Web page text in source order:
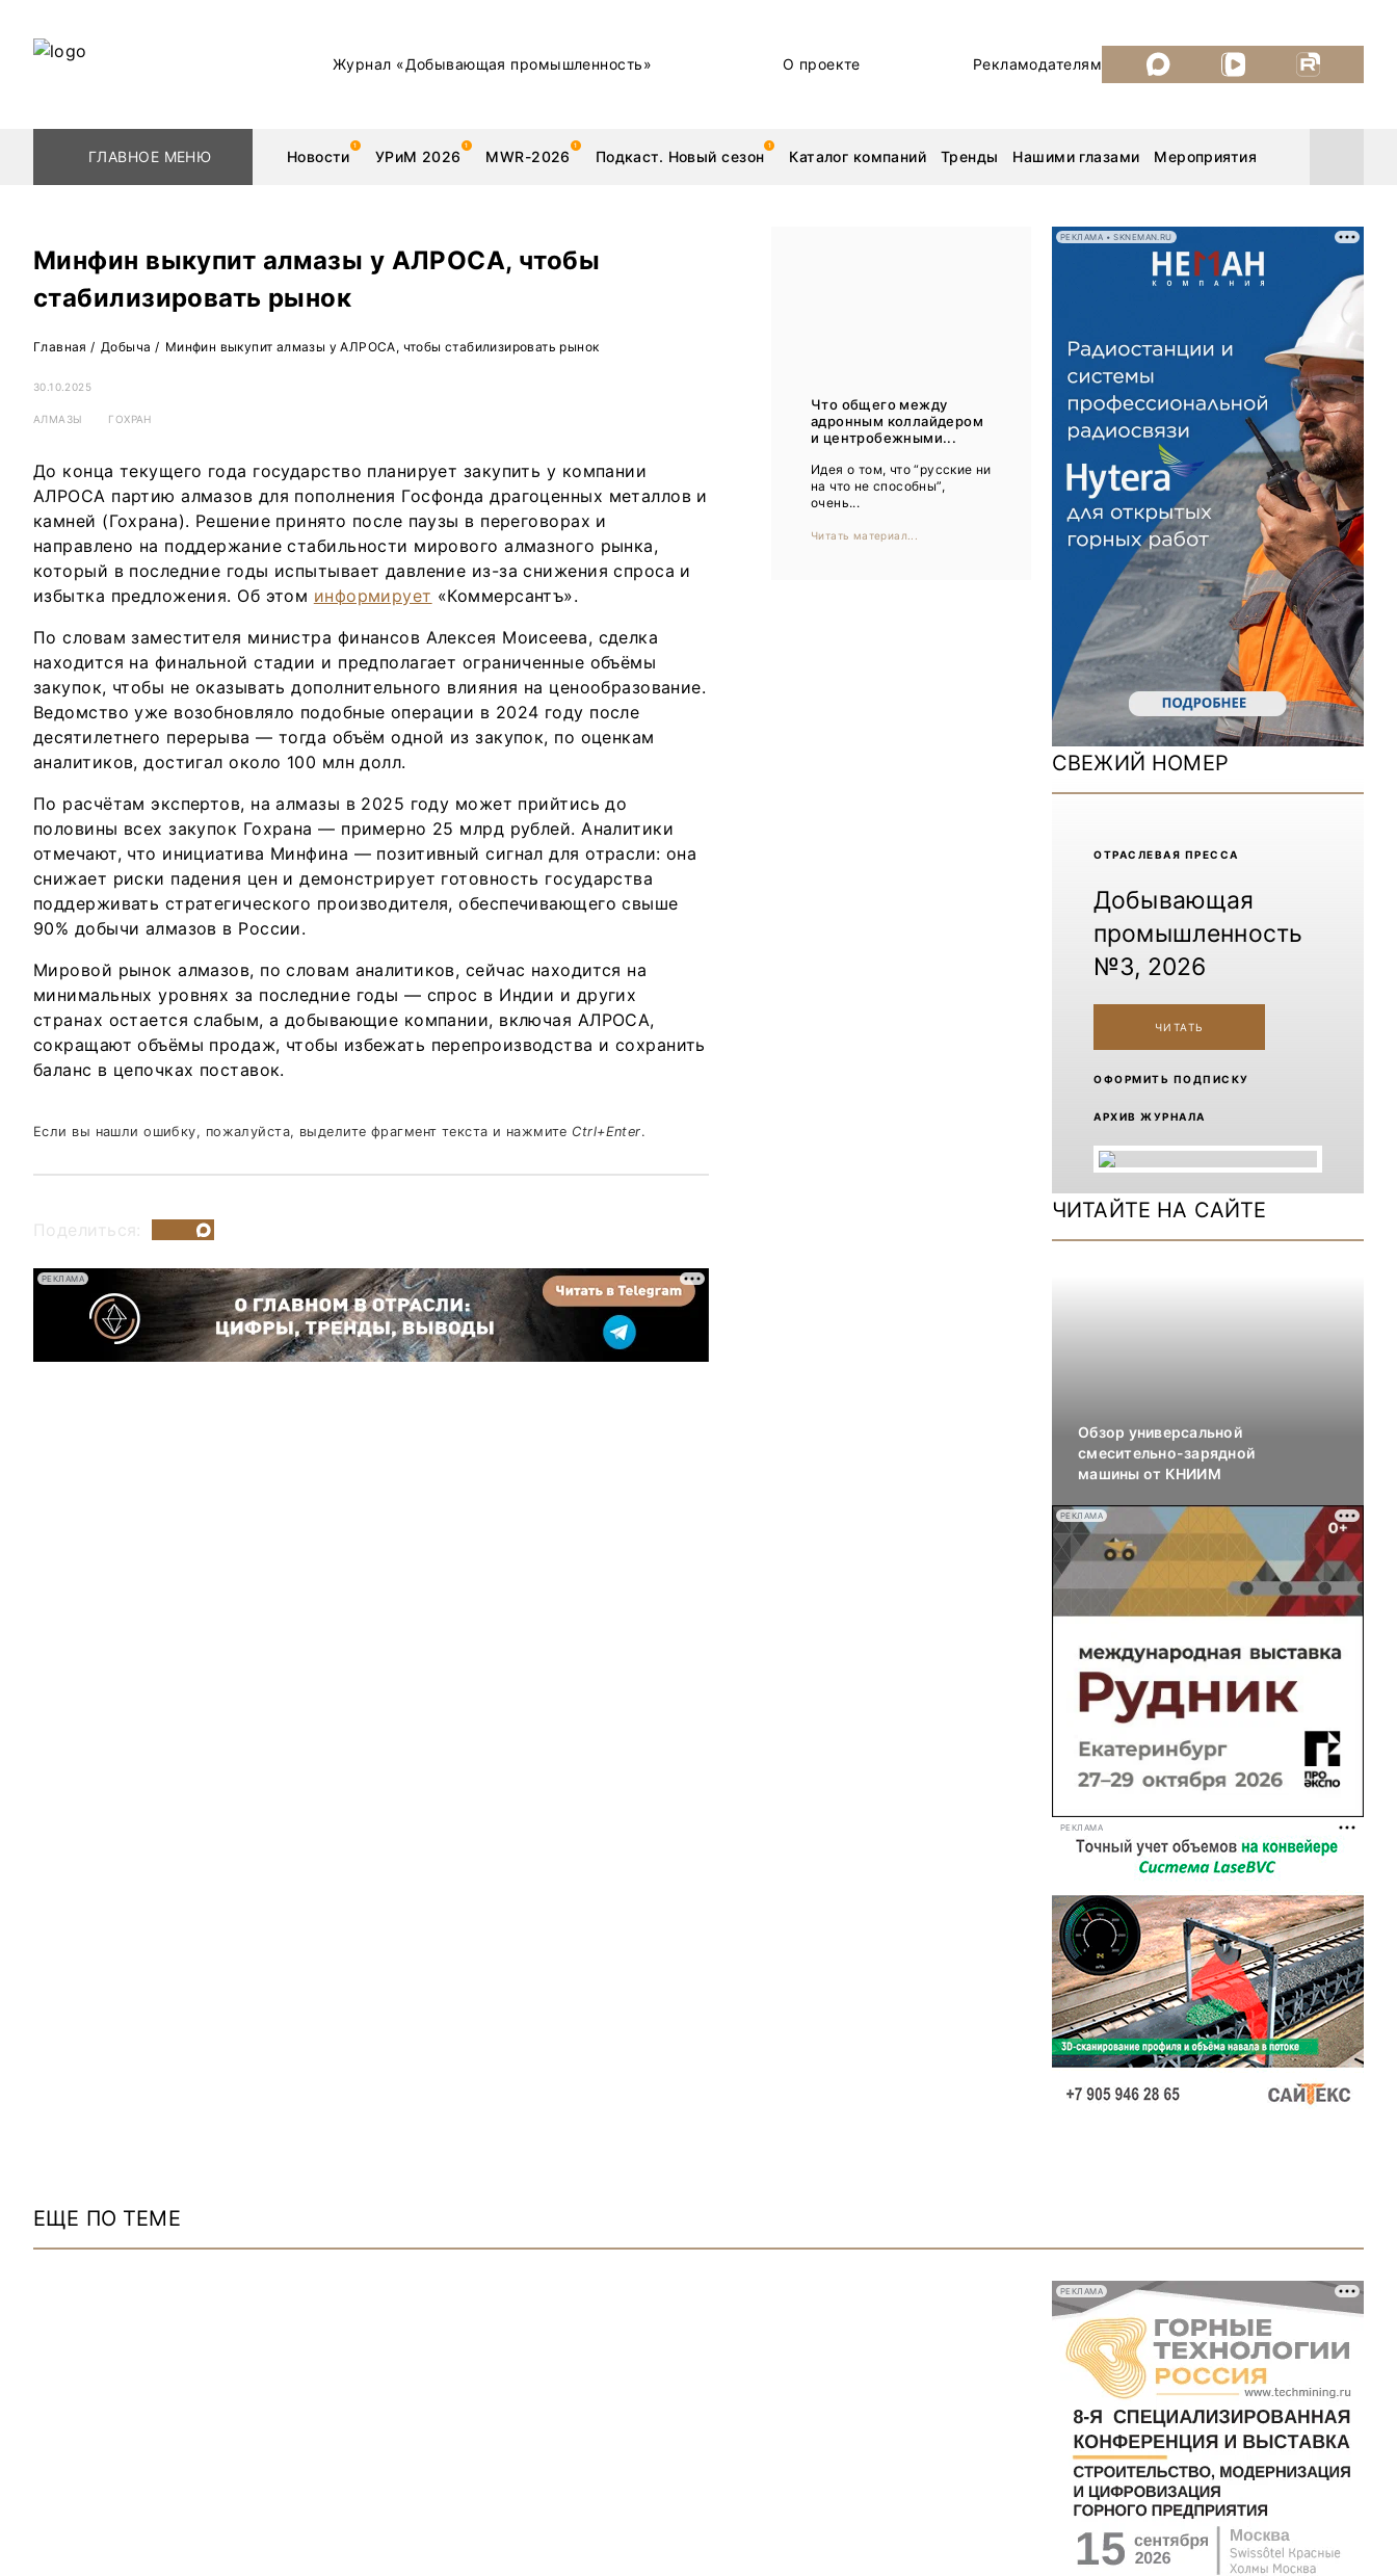
Журнал «Добывающая промышленность» О проекте Рекламодателям
ГЛАВНОЕ МЕНЮ Новости УРиМ 2026 MWR-2026 Подкаст. Новый сезон Каталог компаний Тренды Нашими глазами Мероприятия
Геологоразведка
Обогащение
Редкоземельные металлы
Золото Техника и технологии
Тренды
Интервью
Мероприятия
MiningWorld Russia 2026
ДП Подкаст. Новый сезон
Рудник 2025
ДОМ 2026
MiningWorld Russia 2025
Уголь России и Майнинг 2025
Рудник 2024 | Обзор выставки
В помощь шахтёру 2024
Уголь России и Майнинг 2024
Mining World Russia 2024
Минфин выкупит алмазы у АЛРОСА, чтобы
стабилизировать рынок
Главная / Добыча / Минфин выкупит алмазы у АЛРОСА, чтобы стабилизировать рынок
30.10.2025
АЛМАЗЫ ГОХРАН
До конца текущего года государство планирует закупить у компании
АЛРОСА партию алмазов для пополнения Госфонда драгоценных металлов и
камней (Гохрана). Решение принято после паузы в переговорах и
направлено на поддержание стабильности мирового алмазного рынка,
который в последние годы испытывает давление из-за снижения спроса и
избытка предложения. Об этом информирует «Коммерсантъ».
По словам заместителя министра финансов Алексея Моисеева, сделка
находится на финальной стадии и предполагает ограниченные объёмы
закупок, чтобы не оказывать дополнительного влияния на ценообразование.
Ведомство уже возобновляло подобные операции в 2024 году после
десятилетнего перерыва — тогда объём одной из закупок, по оценкам
аналитиков, достигал около 100 млн долл.
По расчётам экспертов, на алмазы в 2025 году может прийтись до
половины всех закупок Гохрана — примерно 25 млрд рублей. Аналитики
отмечают, что инициатива Минфина — позитивный сигнал для отрасли: она
снижает риски падения цен и демонстрирует готовность государства
поддерживать стратегического производителя, обеспечивающего свыше
90% добычи алмазов в России.
Мировой рынок алмазов, по словам аналитиков, сейчас находится на
минимальных уровнях за последние годы — спрос в Индии и других
странах остается слабым, а добывающие компании, включая АЛРОСА,
сокращают объёмы продаж, чтобы избежать перепроизводства и сохранить
баланс в цепочках поставок.
Если вы нашли ошибку, пожалуйста, выделите фрагмент текста и нажмите Ctrl+Enter.
Поделиться:
РЕКЛАМА
Что общего между
адронным коллайдером
и центробежными...
Идея о том, что “русские ни
на что не способны”,
очень...
Читать материал...
РЕКЛАМА • SKNEMAN.RU
СВЕЖИЙ НОМЕР
ОТРАCЛЕВАЯ ПРЕССА
Добывающая
промышленность
№3, 2026
ЧИТАТЬ
ОФОРМИТЬ ПОДПИСКУ
АРХИВ ЖУРНАЛА
ЧИТАЙТЕ НА САЙТЕ
Обзор универсальной
смесительно-зарядной
машины от КНИИМ
РЕКЛАМА
РЕКЛАМА
ЕЩЕ ПО ТЕМЕ
РЕКЛАМА